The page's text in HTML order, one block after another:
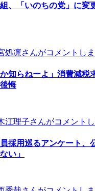
、「いのちの党」に
処凛さんがコメントし
か知らねーよ」消費減
悔
江理子さんがコメント
採用巡るアンケート
い」